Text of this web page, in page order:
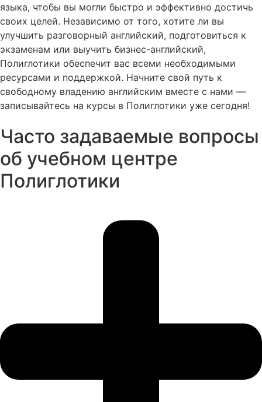
языка, чтобы вы могли быстро и эффективно достичь
своих целей. Независимо от того, хотите ли вы
улучшить разговорный английский, подготовиться к
экзаменам или выучить бизнес-английский,
Полиглотики обеспечит вас всеми необходимыми
ресурсами и поддержкой. Начните свой путь к
свободному владению английским вместе с нами —
записывайтесь на курсы в Полиглотики уже сегодня!
Часто задаваемые вопросы
об учебном центре
Полиглотики